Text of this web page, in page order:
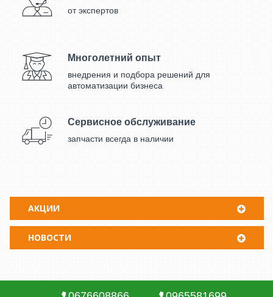
от экспертов
Многолетний опыт
внедрения и подбора решений для
автоматизации бизнеса
Сервисное обслуживание
запчасти всегда в наличии
АКЦИИ
НОВОСТИ